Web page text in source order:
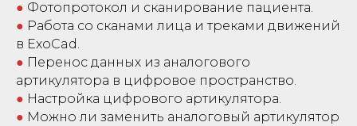
● Фотопротокол и сканирование пациента.
● Работа со сканами лица и треками движений
в ExoCad.
● Перенос данных из аналогового
артикулятора в цифровое пространство.
● Настройка цифрового артикулятора.
● Можно ли заменить аналоговый артикулятор